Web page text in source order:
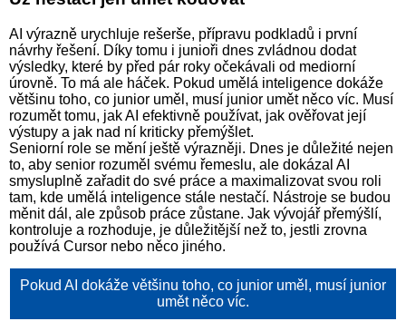
AI výrazně urychluje rešerše, přípravu podkladů i první
návrhy řešení. Díky tomu i junioři dnes zvládnou dodat
výsledky, které by před pár roky očekávali od mediorní
úrovně. To má ale háček. Pokud umělá inteligence dokáže
většinu toho, co junior uměl, musí junior umět něco víc. Musí
rozumět tomu, jak AI efektivně používat, jak ověřovat její
výstupy a jak nad ní kriticky přemýšlet.
Seniorní role se mění ještě výrazněji. Dnes je důležité nejen
to, aby senior rozuměl svému řemeslu, ale dokázal AI
smysluplně zařadit do své práce a maximalizovat svou roli
tam, kde umělá inteligence stále nestačí. Nástroje se budou
měnit dál, ale způsob práce zůstane. Jak vývojář přemýšlí,
kontroluje a rozhoduje, je důležitější než to, jestli zrovna
používá Cursor nebo něco jiného.
Pokud AI dokáže většinu toho, co junior uměl, musí junior
umět něco víc.